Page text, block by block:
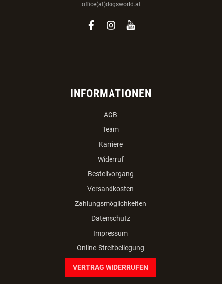
office(at)dogsworld.at
facebook
instagram
youtube
INFORMATIONEN
AGB
Team
Karriere
Widerruf
Bestellvorgang
Versandkosten
Zahlungsmöglichkeiten
Datenschutz
Impressum
Online-Streitbeilegung
VERTRAG WIDERRUFEN